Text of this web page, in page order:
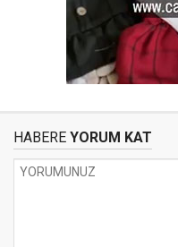
HABERE YORUM KAT